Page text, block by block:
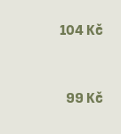
104 Kč
99 Kč